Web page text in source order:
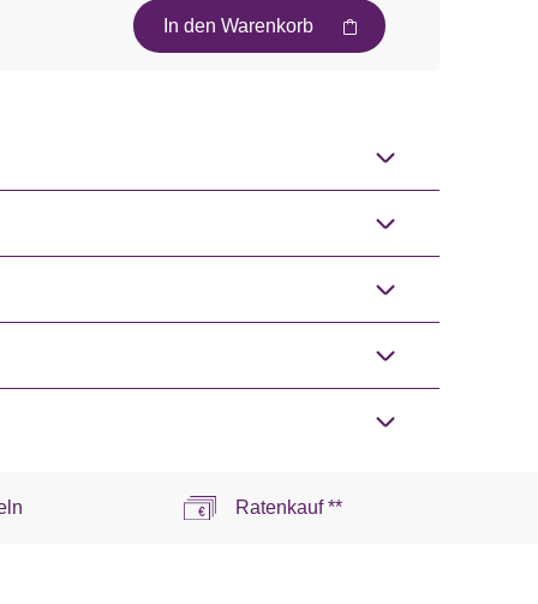
In den Warenkorb
Ratenkauf **